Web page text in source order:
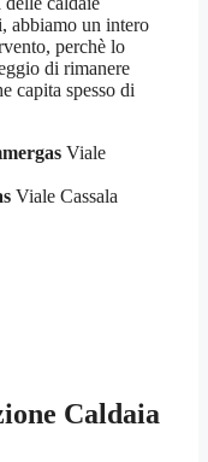
abbiamo un intero
perchè lo
di rimanere
capita spesso di
Viale
Viale Cassala
Caldaia